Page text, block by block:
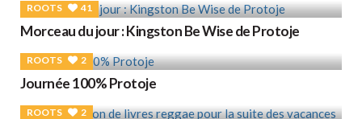
ROOTS 41
Morceau du jour : Kingston Be Wise de Protoje
ROOTS 2
Journée 100% Protoje
ROOTS 2